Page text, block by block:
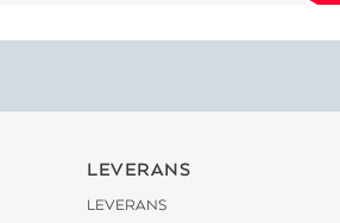
LEVERANS
LEVERANS